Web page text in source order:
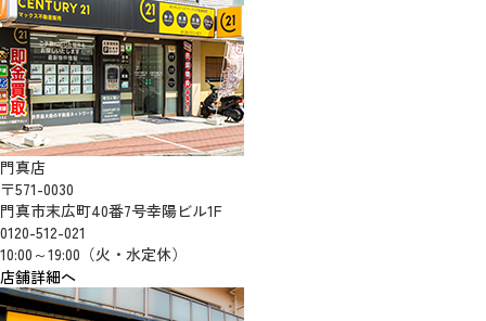
門真店
〒571-0030
門真市末広町40番7号幸陽ビル1F
0120-512-021
10:00～19:00（火・水定休）
店舗詳細へ